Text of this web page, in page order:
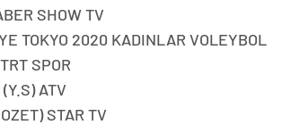
SHOW TV
TOKYO 2020 KADINLAR VOLEYBOL
SPOR
ATV
STAR TV